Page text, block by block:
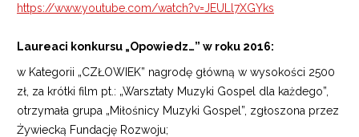
https://www.youtube.com/watch?v=JEULl7XGYks
Laureaci konkursu „Opowiedz…” w roku 2016:
w Kategorii „CZŁOWIEK” nagrodę główną w wysokości 2500
zł, za krótki film pt.: „Warsztaty Muzyki Gospel dla każdego”,
otrzymała grupa „Miłośnicy Muzyki Gospel”, zgłoszona przez
Żywiecką Fundację Rozwoju;